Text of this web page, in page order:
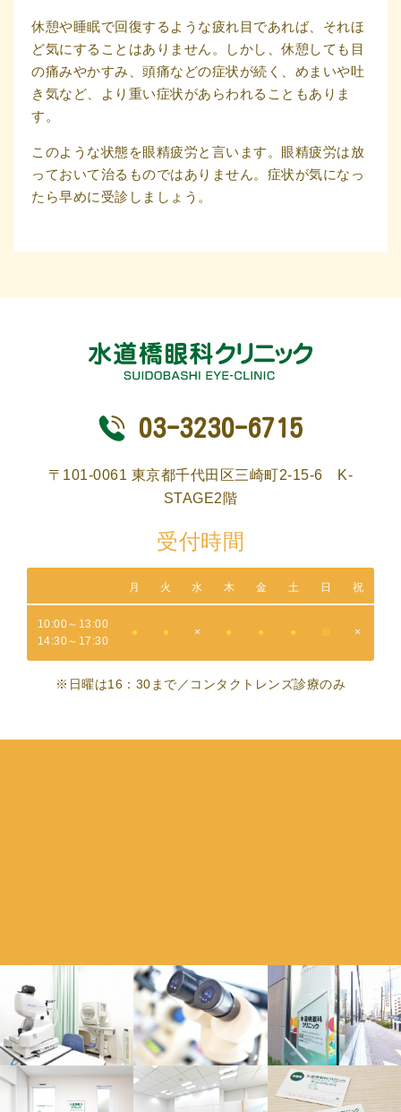
休憩や睡眠で回復するような疲れ目であれば、それほ
ど気にすることはありません。しかし、休憩しても目
の痛みやかすみ、頭痛などの症状が続く、めまいや吐
き気など、より重い症状があらわれることもありま
す。
このような状態を眼精疲労と言います。眼精疲労は放
っておいて治るものではありません。症状が気になっ
たら早めに受診しましょう。
03-3230-6715
〒101-0061 東京都千代田区三崎町2-15-6 K-
STAGE2階
受付時間
月 火 水 木 金 土 日 祝
10:00～13:00
14:30～17:30
● ● × ● ● ● ※ ×
※日曜は16：30まで／コンタクトレンズ診療のみ